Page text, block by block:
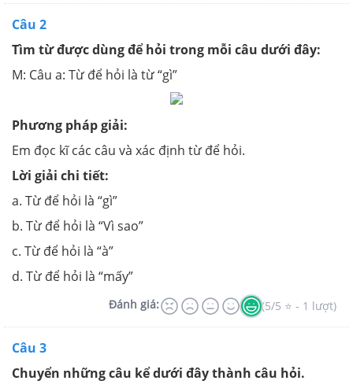
Câu 2
Tìm từ được dùng để hỏi trong mỗi câu dưới đây:
M: Câu a: Từ để hỏi là từ “gì”
Phương pháp giải:
Em đọc kĩ các câu và xác định từ để hỏi.
Lời giải chi tiết:
a. Từ để hỏi là “gì”
b. Từ để hỏi là “Vì sao”
c. Từ để hỏi là “à”
d. Từ để hỏi là “mấy”
Đánh giá: (5/5 ⭐ - 1 lượt)
Câu 3
Chuyển những câu kể dưới đây thành câu hỏi.